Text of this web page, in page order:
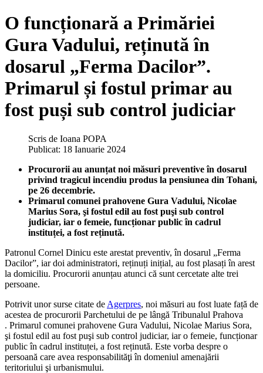
O funcționară a Primăriei
Gura Vadului, reținută în
dosarul „Ferma Dacilor”.
Primarul și fostul primar au
fost puși sub control judiciar
Scris de Ioana POPA
Publicat: 18 Ianuarie 2024
Procurorii au anunțat noi măsuri preventive în dosarul
privind tragicul incendiu produs la pensiunea din Tohani,
pe 26 decembrie.
Primarul comunei prahovene Gura Vadului, Nicolae
Marius Sora, şi fostul edil au fost puşi sub control
judiciar, iar o femeie, funcționar public în cadrul
instituței, a fost reținută.
Patronul Cornel Dinicu este arestat preventiv, în dosarul „Ferma
Dacilor”, iar doi administratori, reținuți inițial, au fost plasați în arest
la domiciliu. Procurorii anunțau atunci că sunt cercetate alte trei
persoane.
Potrivit unor surse citate de Agerpres, noi măsuri au fost luate față de
acestea de procurorii Parchetului de pe lângă Tribunalul Prahova
. Primarul comunei prahovene Gura Vadului, Nicolae Marius Sora,
şi fostul edil au fost puşi sub control judiciar, iar o femeie, funcționar
public în cadrul instituței, a fost reținută. Este vorba despre o
persoană care avea responsabilităţi în domeniul amenajării
teritoriului şi urbanismului.